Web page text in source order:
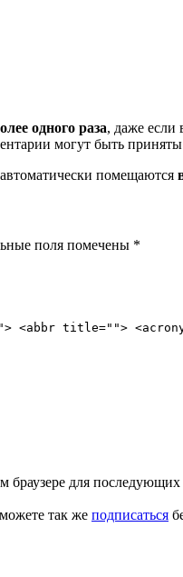
одного раза, даже если
могут быть приняты
помещаются
поля помечены *
title="">
браузере для
так же подписаться